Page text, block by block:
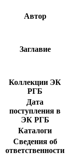
Автор
Заглавие
Коллекции ЭК
РГБ
Дата
поступления в
ЭК РГБ
Каталоги
Сведения об
ответственности